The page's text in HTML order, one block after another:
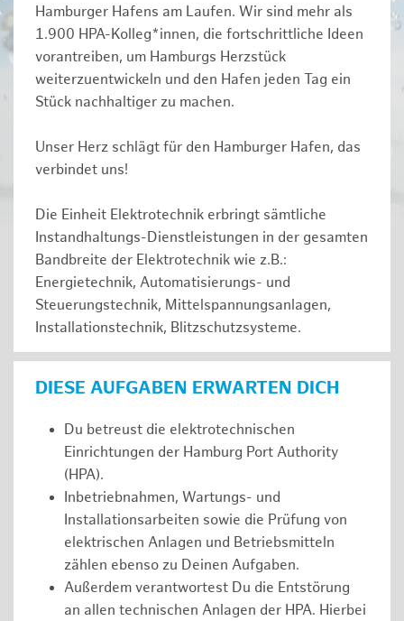
Hamburger Hafens am Laufen. Wir sind mehr als
1.900 HPA-Kolleg*innen, die fortschrittliche Ideen
vorantreiben, um Hamburgs Herzstück
weiterzuentwickeln und den Hafen jeden Tag ein
Stück nachhaltiger zu machen.
Unser Herz schlägt für den Hamburger Hafen, das
verbindet uns!
Die Einheit Elektrotechnik erbringt sämtliche
Instandhaltungs-Dienstleistungen in der gesamten
Bandbreite der Elektrotechnik wie z.B.:
Energietechnik, Automatisierungs- und
Steuerungstechnik, Mittelspannungsanlagen,
Installationstechnik, Blitzschutzsysteme.
DIESE AUFGABEN ERWARTEN DICH
Du betreust die elektrotechnischen
Einrichtungen der Hamburg Port Authority
(HPA).
Inbetriebnahmen, Wartungs- und
Installationsarbeiten sowie die Prüfung von
elektrischen Anlagen und Betriebsmitteln
zählen ebenso zu Deinen Aufgaben.
Außerdem verantwortest Du die Entstörung
an allen technischen Anlagen der HPA. Hierbei